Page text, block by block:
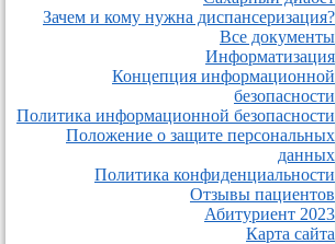
Зачем и кому нужна диспансеризация?
Все документы
Информатизация
Концепция информационной
безопасности
Политика информационной безопасности
Положение о защите персональных
данных
Политика конфиденциальности
Отзывы пациентов
Абитуриент 2023
Карта сайта